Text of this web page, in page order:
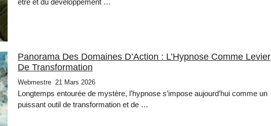
être et du développement …
Panorama Des Domaines D’Action : L’Hypnose Comme Levier
De Transformation
Webmestre 21 Mars 2026
Longtemps entourée de mystère, l’hypnose s’impose aujourd’hui comme un
puissant outil de transformation et de …